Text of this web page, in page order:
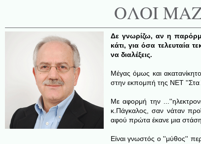
ΟΛΟΙ
Δε γνωρίζω, αν η
κάτι, για όσα τελευταία
να διαλέξεις.
Μέγας όμως και
στην εκπομπή της ΝΕΤ ''Στα
Με αφορμή την ...
κ.Πάγκαλος, σαν νάταν
αφού πρώτα έκανε μια
Είναι γνωστός ο ''μύθος''